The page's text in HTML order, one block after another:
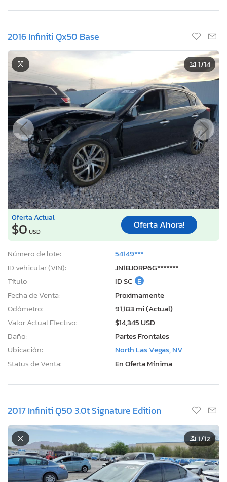
2016 Infiniti Qx50 Base
1/14
Oferta Actual
$0 USD
Oferta Ahora!
Número de lote:
54149***
ID vehicular (VIN):
JN1BJ0RP6G*******
Título:
ID SC E
Fecha de Venta:
Proximamente
Odómetro:
91,183 mi (Actual)
Valor Actual Efectivo:
$14,345 USD
Daño:
Partes Frontales
Ubicación:
North Las Vegas, NV
Status de Venta:
En Oferta Mínima
2017 Infiniti Q50 3.0t Signature Edition
1/12